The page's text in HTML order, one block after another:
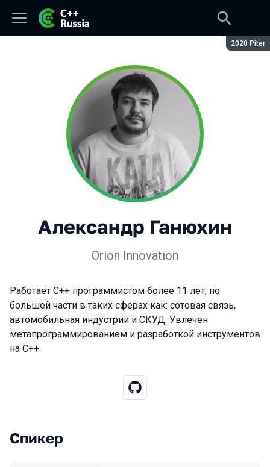
Сезон:
2020 Piter
Александр Ганюхин
Orion Innovation
Работает C++ программистом более 11 лет, по
большей части в таких сферах как: сотовая связь,
автомобильная индустрии и СКУД. Увлечён
метапрограммированием и разработкой инструментов
на C++.
Выступления в сезоне 2020 Piter
Спикер